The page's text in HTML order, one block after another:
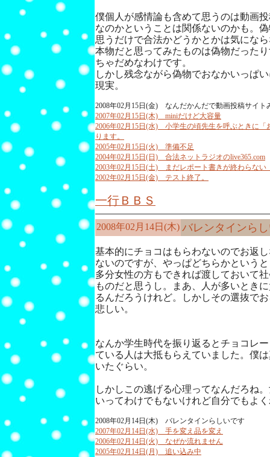
僕個人が感情論も含めて思うのは動画
なのかということは関係ないのかも。
思うだけで合法かどうかとかは気にな
本物だと思ってみたものは偽物だった
ちゃだめなわけです。
しかし残念ながら偽物でおなかいっぱ
現実。
2008年02月15日(金) なんだかんだで動画投稿サイト
2007年02月15日(木) miniだけど大容量
2006年02月15日(水) 小学生の頃先生を呼ぶときに「
ります。
2005年02月15日(火) 準備不足
2004年02月15日(日) 合法ネットラジオのlive365.com
2003年02月15日(土) まだレポート書きが終わらない
2002年02月15日(金) テスト終了。
一行ＢＢＳ
2008年02月14日(木) バレンタインら
基本的にチョコはもらわないのでお返
ないのですが、やっぱどちらかという
多分女性の方もできれば渡しておいて
ものだと思うし。まあ、人が多いとき
るんだろうけれど。しかしその選抜で
悲しい。
なんか学生時代を振り返るとチョコレ
ている人は大抵もらえていました。僕
いたぐらい。
しかしこの逃げる心理ってなんだろね
いってわけでもないけれど自分でもよ
2008年02月14日(木) バレンタインらしいです
2007年02月14日(水) 手を変え品を変え
2006年02月14日(火) なぜか流れません
2005年02月14日(月) 追い込み中